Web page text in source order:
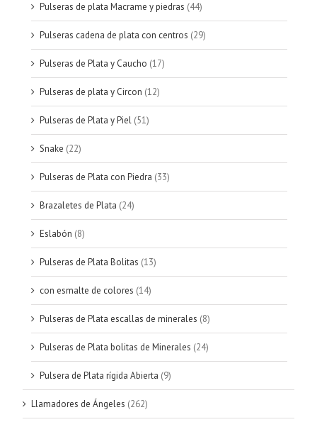
Pulseras de plata Macrame y piedras (44)
Pulseras cadena de plata con centros (29)
Pulseras de Plata y Caucho (17)
Pulseras de plata y Circon (12)
Pulseras de Plata y Piel (51)
Snake (22)
Pulseras de Plata con Piedra (33)
Brazaletes de Plata (24)
Eslabón (8)
Pulseras de Plata Bolitas (13)
con esmalte de colores (14)
Pulseras de Plata escallas de minerales (8)
Pulseras de Plata bolitas de Minerales (24)
Pulsera de Plata rígida Abierta (9)
Llamadores de Ángeles (262)